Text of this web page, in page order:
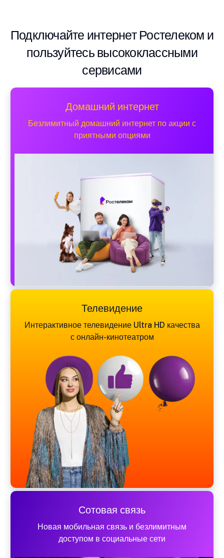
Подключайте интернет Ростелеком и
пользуйтесь высококлассными
сервисами
Домашний интернет
Безлимитный домашний интернет по акции с
приятными опциями
Телевидение
Интерактивное телевидение Ultra HD качества
с онлайн-кинотеатром
Сотовая связь
Новая мобильная связь и безлимитным
доступом в социальные сети